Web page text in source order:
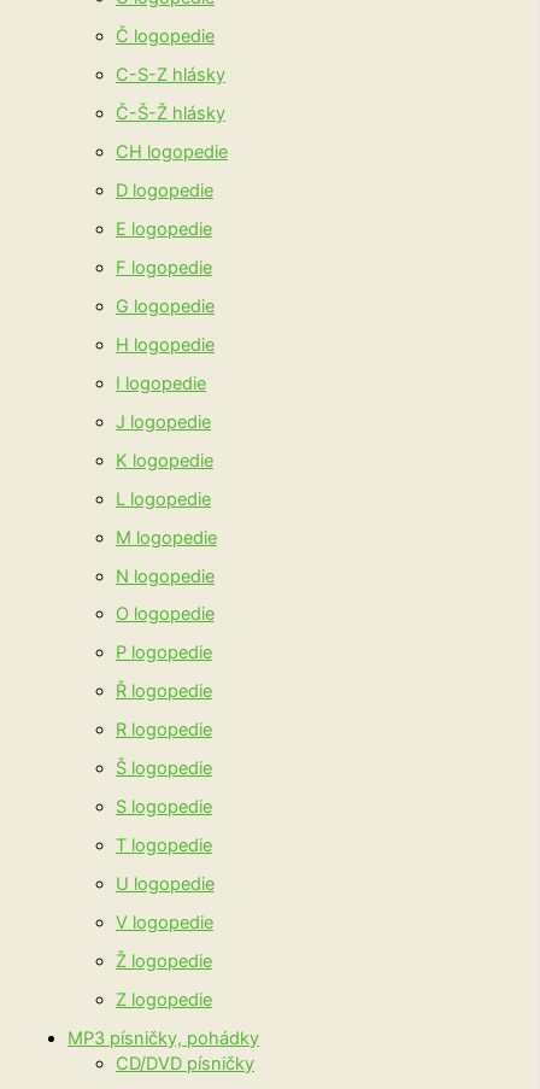
Č logopedie
C-S-Z hlásky
Č-Š-Ž hlásky
CH logopedie
D logopedie
E logopedie
F logopedie
G logopedie
H logopedie
I logopedie
J logopedie
K logopedie
L logopedie
M logopedie
N logopedie
O logopedie
P logopedie
Ř logopedie
R logopedie
Š logopedie
S logopedie
T logopedie
U logopedie
V logopedie
Ž logopedie
Z logopedie
MP3 písničky, pohádky
CD/DVD písničky